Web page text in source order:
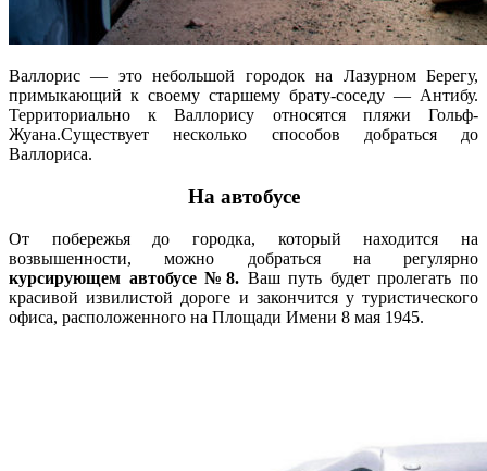
Валлорис — это небольшой городок на Лазурном Берегу,
примыкающий к своему старшему брату-соседу — Антибу.
Территориально к Валлорису относятся пляжи Гольф-
Жуана.Существует несколько способов добраться до
Валлориса.
На автобусе
От побережья до городка, который находится на
возвышенности, можно добраться на регулярно
курсирующем автобусе №8.Ваш путь будет пролегать по
красивой извилистой дороге и закончится у туристического
офиса, расположенного на Площади Имени 8 мая 1945.